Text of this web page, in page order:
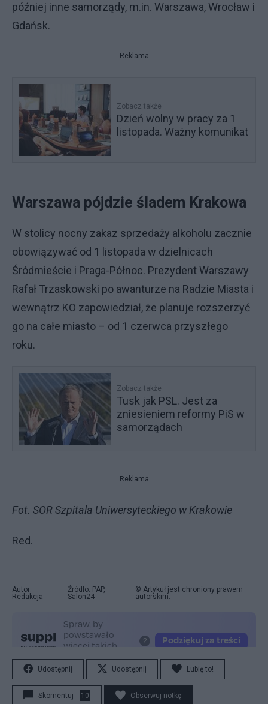
później inne samorządy, m.in. Warszawa, Wrocław i
Gdańsk.
Reklama
Zobacz także
Dzień wolny w pracy za 1
listopada. Ważny komunikat
Warszawa pójdzie śladem Krakowa
W stolicy nocny zakaz sprzedaży alkoholu zacznie
obowiązywać od 1 listopada w dzielnicach
Śródmieście i Praga-Północ. Prezydent Warszawy
Rafał Trzaskowski po awanturze na Radzie Miasta i
wewnątrz KO zapowiedział, że planuje rozszerzyć
go na całe miasto – od 1 czerwca przyszłego
roku.
Zobacz także
Tusk jak PSL. Jest za
zniesieniem reformy PiS w
samorządach
Reklama
Fot. SOR Szpitala Uniwersyteckiego w Krakowie
Red.
Autor:
Redakcja
Źródło: PAP,
Salon24
© Artykuł jest chroniony prawem
autorskim.
Udostępnij Udostępnij Lubię to!
Skomentuj 10 Obserwuj notkę